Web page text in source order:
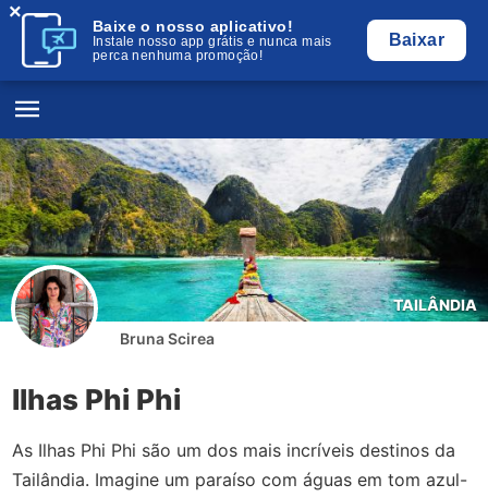
Baixe o nosso aplicativo!
Instale nosso app grátis e nunca mais
perca nenhuma promoção!
Baixar
×
TAILÂNDIA
Bruna Scirea
Ilhas Phi Phi
As Ilhas Phi Phi são um dos mais incríveis destinos da
Tailândia. Imagine um paraíso com águas em tom azul-